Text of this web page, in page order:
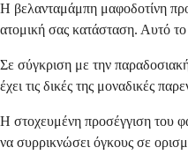
Η βελανταμάμπη μαφοδοτίνη
ατομική σας κατάσταση. Αυτό το
Σε σύγκριση με την
έχει τις δικές της μοναδικές
Η στοχευμένη προσέγγιση του
να συρρικνώσει όγκους σε